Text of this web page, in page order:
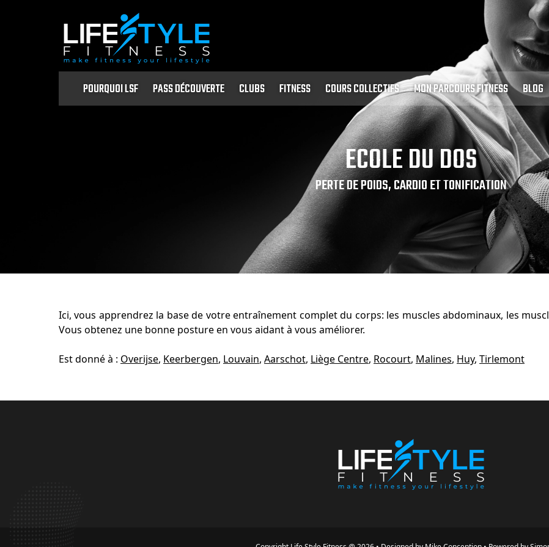
POURQUOI LSF PASS DÉCOUVERTE CLUBS FITNESS COURS COLLECTIFS MON PARCOURS FITNESS BLOG
ECOLE DU DOS
PERTE DE POIDS, CARDIO ET TONIFICATION
Ici, vous apprendrez la base de votre entraînement complet du corps: les muscles abdominaux, les
Vous obtenez une bonne posture en vous aidant à vous améliorer.
Est donné à : Overijse, Keerbergen, Louvain, Aarschot, Liège Centre, Rocourt, Malines, Huy, Tirlemont